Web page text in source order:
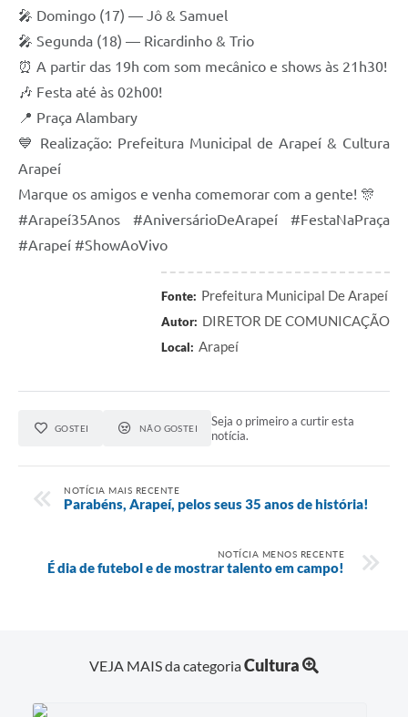
SIC
Planejamento
🎤 Domingo (17) — Jô & Samuel
🎤 Segunda (18) — Ricardinho & Trio
⏰ A partir das 19h com som mecânico e shows às 21h30!
🎶 Festa até às 02h00!
📍 Praça Alambary
💙 Realização: Prefeitura Municipal de Arapeí & Cultura
Arapeí
Marque os amigos e venha comemorar com a gente! 🎊
#Arapeí35Anos #AniversárioDeArapeí #FestaNaPraça
#Arapeí #ShowAoVivo
Fonte: Prefeitura Municipal De Arapeí
Autor: DIRETOR DE COMUNICAÇÃO
Local: Arapeí
GOSTEI NÃO GOSTEI
Seja o primeiro a curtir esta
notícia.
NOTÍCIA MAIS RECENTE
Parabéns, Arapeí, pelos seus 35 anos de história!
NOTÍCIA MENOS RECENTE
É dia de futebol e de mostrar talento em campo!
VEJA MAIS da categoriaCultura